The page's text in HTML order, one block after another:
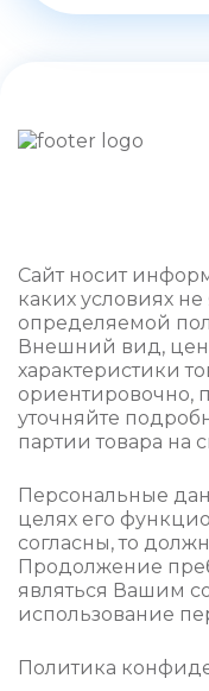
Сайт носит
каких условиях
определяемой
Внешний вид,
характеристики
ориентировочно,
уточняйте
партии товара на
Персональные
целях его
согласны, то
Продолжение
являться Вашим
использование
Политика